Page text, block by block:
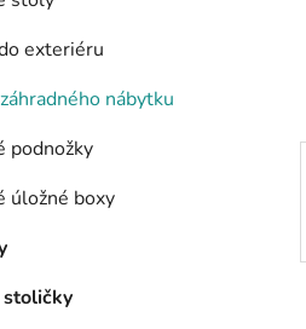
exteriéru
nábytku
podnožky
úložné boxy
stoličky